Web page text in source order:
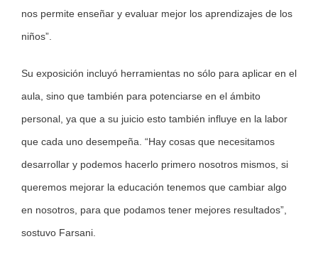
nos permite enseñar y evaluar mejor los aprendizajes de los
niños”.
Su exposición incluyó herramientas no sólo para aplicar en el
aula, sino que también para potenciarse en el ámbito
personal, ya que a su juicio esto también influye en la labor
que cada uno desempeña. “Hay cosas que necesitamos
desarrollar y podemos hacerlo primero nosotros mismos, si
queremos mejorar la educación tenemos que cambiar algo
en nosotros, para que podamos tener mejores resultados”,
sostuvo Farsani.